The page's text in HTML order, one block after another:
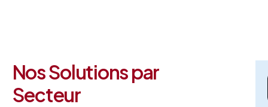
Nos Solutions par
Secteur